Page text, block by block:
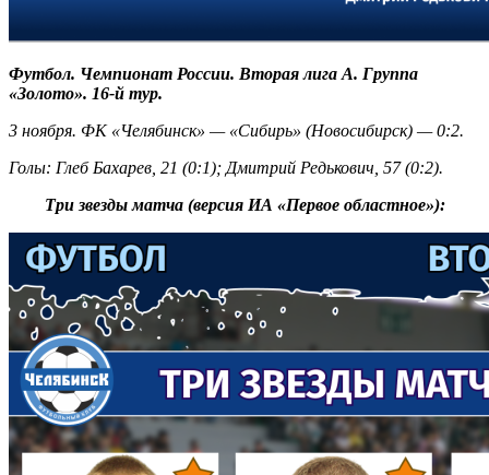
Футбол. Чемпионат России. Вторая лига А. Группа
«Золото». 16-й тур.
3 ноября. ФК «Челябинск» — «Сибирь» (Новосибирск) — 0:2.
Голы: Глеб Бахарев, 21 (0:1); Дмитрий Редькович, 57 (0:2).
Три звезды матча (версия ИА «Первое областное»):